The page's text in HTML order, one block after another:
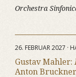
Orchestra
26. FEBRUAR 2027 ·
Gustav Mahler:
Anton